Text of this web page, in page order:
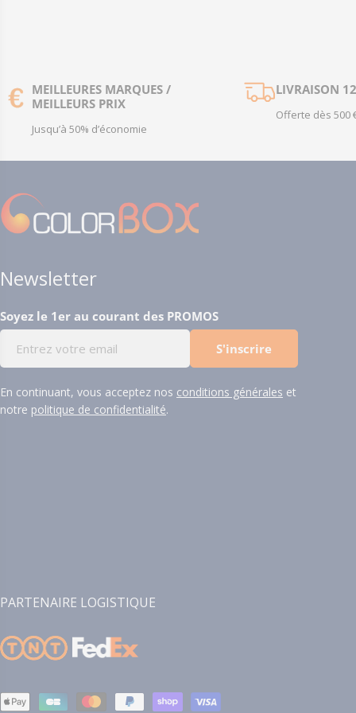
MEILLEURES MARQUES /
MEILLEURS PRIX
Jusqu’à 50% d’économie
LIVRAISON
Offerte dès 500
Newsletter
Soyez le 1er au courant des PROMOS
E-
mail
S'inscrire
En continuant, vous acceptez nos conditions générales et
notre politique de confidentialité.
PARTENAIRE LOGISTIQUE
Modes